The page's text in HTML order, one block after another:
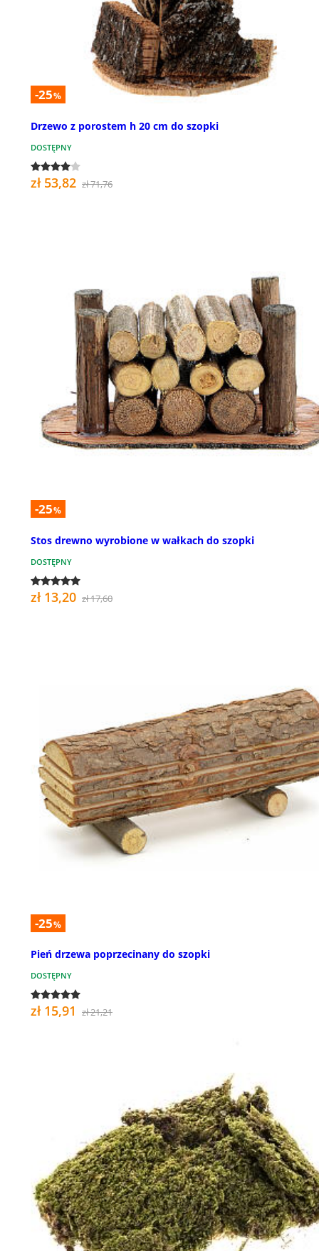
-25%
Drzewo z porostem h 20 cm do szopki
DOSTĘPNY
zł 53,82 zł 71,76
-25%
Stos drewno wyrobione w wałkach do szopki
DOSTĘPNY
zł 13,20 zł 17,60
-25%
Pień drzewa poprzecinany do szopki
DOSTĘPNY
zł 15,91 zł 21,21